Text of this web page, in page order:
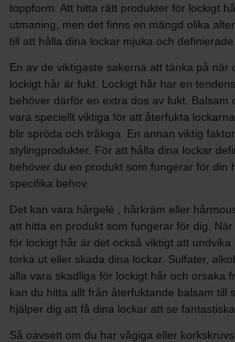
toppform. Att hitta rätt produkter för lockigt
utmaning, men det finns en mängd olika
till att hålla dina lockar mjuka och definierade.
En av de viktigaste sakerna att tänka på när
lockigt hår är fukt. Lockigt hår har en
behöver därför en extra dos av fukt. Balsam
vara speciellt viktiga för att återfukta
blir spröda och tråkiga. En annan viktig
stylingprodukter. För att hålla dina lockar
behöver du en produkt som fungerar för din
specifika behov.
Det kan vara hårgelé , hårkräm eller
att hitta en produkt som fungerar för dig.
för lockigt hår är det också viktigt att
torka ut eller skada dina lockar. Sulfater,
alla vara skadliga för lockigt hår och orsaka
kan du hitta allt från återfuktande balsam till
hjälper dig att få dina lockar att se fantastiska
Så oavsett om du har vågiga eller